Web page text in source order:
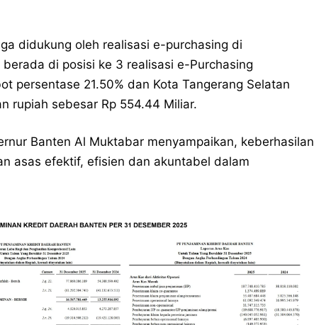
didukung oleh realisasi e-purchasing di
di posisi ke 3 realisasi e-Purchasing
persentase 21.50% dan Kota Tangerang Selatan
rupiah sebesar Rp 554.44 Miliar.
Banten Al Muktabar menyampaikan, keberhasilan
asas efektif, efisien dan akuntabel dalam